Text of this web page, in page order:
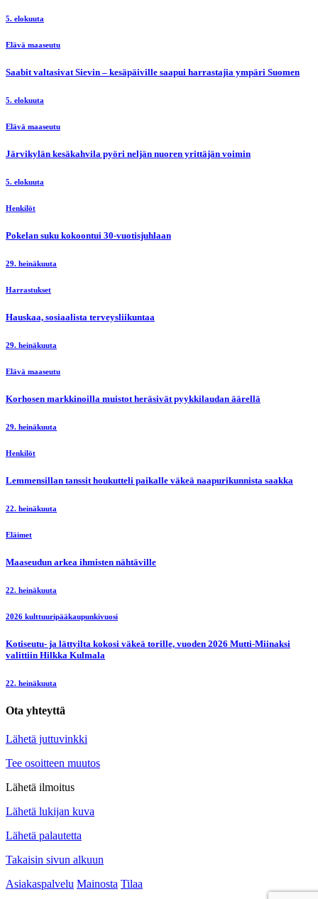
5. elokuuta
Elävä maaseutu
Saabit valtasivat Sievin – kesäpäiville saapui harrastajia ympäri Suomen
5. elokuuta
Elävä maaseutu
Järvikylän kesäkahvila pyöri neljän nuoren yrittäjän voimin
5. elokuuta
Henkilöt
Pokelan suku kokoontui 30-vuotisjuhlaan
29. heinäkuuta
Harrastukset
Hauskaa, sosiaalista terveysliikuntaa
29. heinäkuuta
Elävä maaseutu
Korhosen markkinoilla muistot heräsivät pyykkilaudan äärellä
29. heinäkuuta
Henkilöt
Lemmensillan tanssit houkutteli paikalle väkeä naapurikunnista saakka
22. heinäkuuta
Eläimet
Maaseudun arkea ihmisten nähtäville
22. heinäkuuta
2026 kulttuuripääkaupunkivuosi
Kotiseutu- ja lättyilta kokosi väkeä torille, vuoden 2026 Mutti-Miinaksi
valittiin Hilkka Kulmala
22. heinäkuuta
Ota yhteyttä
Lähetä juttuvinkki
Tee osoitteen muutos
Lähetä ilmoitus
Lähetä lukijan kuva
Lähetä palautetta
Takaisin sivun alkuun
Asiakaspalvelu Mainosta Tilaa